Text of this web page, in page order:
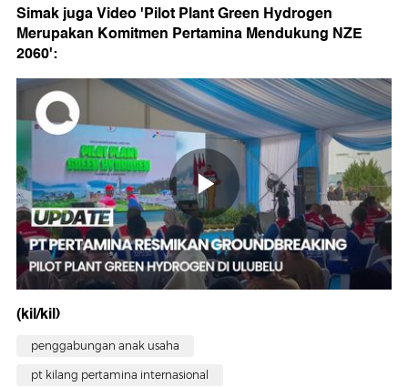
Simak juga Video 'Pilot Plant Green Hydrogen
Merupakan Komitmen Pertamina Mendukung NZE
2060':
(kil/kil)
penggabungan anak usaha
pt kilang pertamina internasional